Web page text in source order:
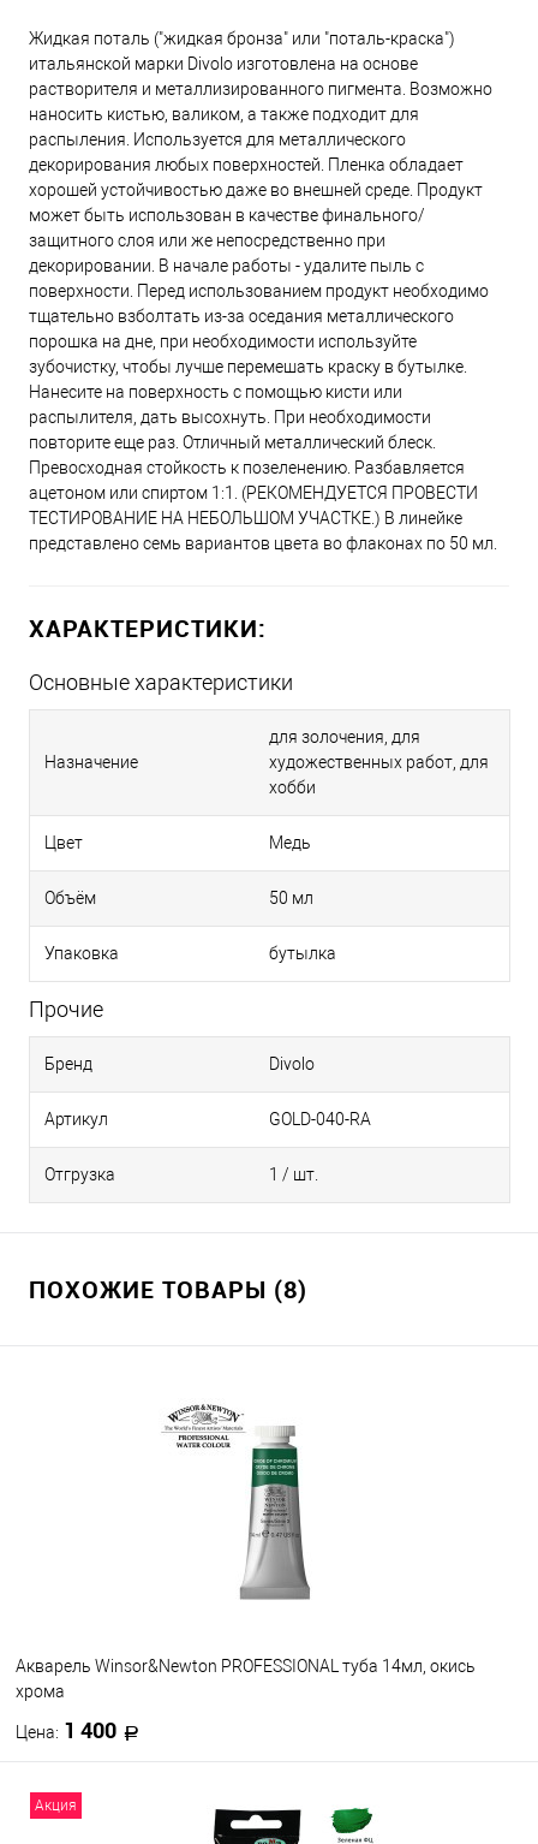
Жидкая поталь ("жидкая бронза" или "поталь-краска")
итальянской марки Divolo изготовлена на основе
растворителя и металлизированного пигмента. Возможно
наносить кистью, валиком, а также подходит для
распыления. Используется для металлического
декорирования любых поверхностей. Пленка обладает
хорошей устойчивостью даже во внешней среде. Продукт
может быть использован в качестве финального/
защитного слоя или же непосредственно при
декорировании. В начале работы - удалите пыль с
поверхности. Перед использованием продукт необходимо
тщательно взболтать из-за оседания металлического
порошка на дне, при необходимости используйте
зубочистку, чтобы лучше перемешать краску в бутылке.
Нанесите на поверхность с помощью кисти или
распылителя, дать высохнуть. При необходимости
повторите еще раз. Отличный металлический блеск.
Превосходная стойкость к позеленению. Разбавляется
ацетоном или спиртом 1:1. (РЕКОМЕНДУЕТСЯ ПРОВЕСТИ
ТЕСТИРОВАНИЕ НА НЕБОЛЬШОМ УЧАСТКЕ.) В линейке
представлено семь вариантов цвета во флаконах по 50 мл.
ХАРАКТЕРИСТИКИ:
Основные характеристики
Назначение
для золочения, для
художественных работ, для
хобби
Цвет Медь
Объём 50 мл
Упаковка бутылка
Прочие
Бренд Divolo
Артикул GOLD-040-RA
Отгрузка 1 / шт.
ПОХОЖИЕ ТОВАРЫ (8)
Акварель Winsor&Newton PROFESSIONAL туба 14мл, окись
хрома
Цена: 1 400
Акция